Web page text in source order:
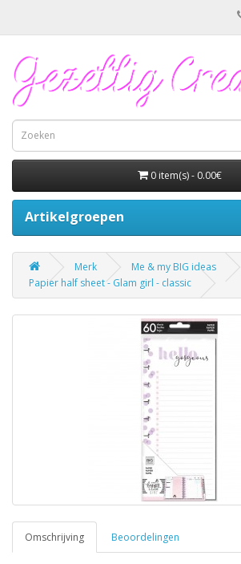
0 item(s) - 0.00€
Artikelgroepen
Merk
Me & my BIG ideas
Papier half sheet - Glam girl - classic
Omschrijving Beoordelingen